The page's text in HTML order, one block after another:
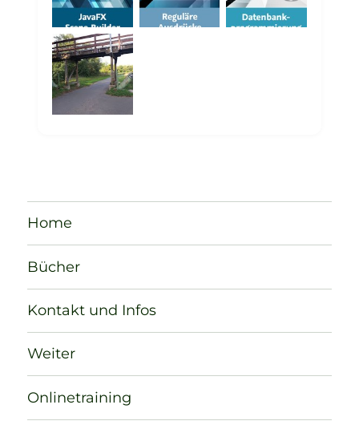
Home
Bücher
Kontakt und Infos
Weiter
Onlinetraining